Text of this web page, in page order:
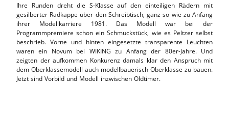
Ihre Runden dreht die S-Klasse auf den einteiligen Rädern mit
gesilberter Radkappe über den Schreibtisch, ganz so wie zu Anfang
ihrer Modellkarriere 1981. Das Modell war bei der
Programmpremiere schon ein Schmuckstück, wie es Peltzer selbst
beschrieb. Vorne und hinten eingesetzte transparente Leuchten
waren ein Novum bei WIKING zu Anfang der 80er-Jahre. Und
zeigten der aufkommen Konkurenz damals klar den Anspruch mit
dem Oberklassemodell auch modellbauerisch Oberklasse zu bauen.
Jetzt sind Vorbild und Modell inzwischen Oldtimer.